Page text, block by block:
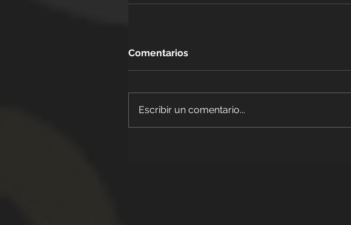
Comentarios
Escribir un comentario...